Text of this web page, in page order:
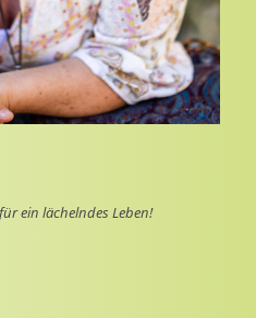
ein lächelndes Leben!